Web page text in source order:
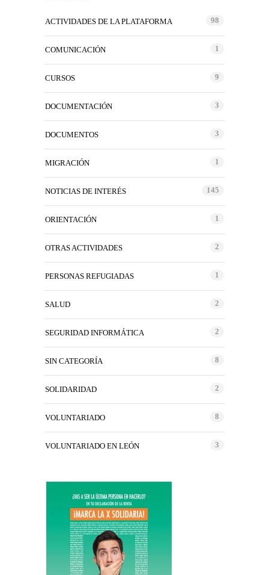
ACTIVIDADES DE LA PLATAFORMA 98
COMUNICACIÓN 1
CURSOS 9
DOCUMENTACIÓN 3
DOCUMENTOS 3
MIGRACIÓN 1
NOTICIAS DE INTERÉS 145
ORIENTACIÓN 1
OTRAS ACTIVIDADES 2
PERSONAS REFUGIADAS 1
SALUD 2
SEGURIDAD INFORMÁTICA 2
SIN CATEGORÍA 8
SOLIDARIDAD 2
VOLUNTARIADO 8
VOLUNTARIADO EN LEÓN 3